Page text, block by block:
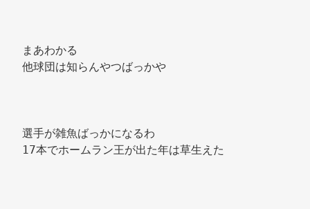
まあわかる
他球団は知らんやつばっかや
選手が雑魚ばっかになるわ
17本でホームラン王が出た年は草生えた